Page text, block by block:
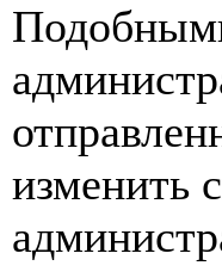
изменить